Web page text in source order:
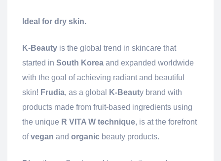
Ideal for dry skin.
K-Beauty is the global trend in skincare that
started in South Korea and expanded worldwide
with the goal of achieving radiant and beautiful
skin! Frudia, as a global K-Beauty brand with
products made from fruit-based ingredients using
the unique R VITA W technique, is at the forefront
ofvegan and organic beauty products.